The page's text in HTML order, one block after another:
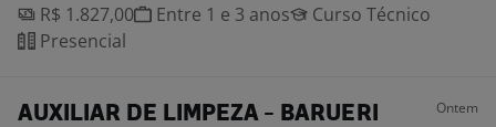
R$ 1.827,00
Entre 1 e 3 anos
Curso Técnico
Presencial
AUXILIAR DE LIMPEZA - BARUERI Ontem